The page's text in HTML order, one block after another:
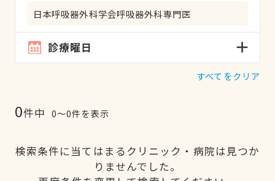
日本呼吸器外科学会呼吸器外科専門医
診療曜日
すべてをクリア
0件中 0〜0件を表示
検索条件に当てはまるクリニック・病院は見つか
りませんでした。